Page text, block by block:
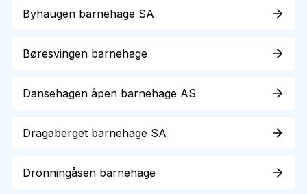
Byhaugen barnehage SA
Børesvingen barnehage
Dansehagen åpen barnehage AS
Dragaberget barnehage SA
Dronningåsen barnehage